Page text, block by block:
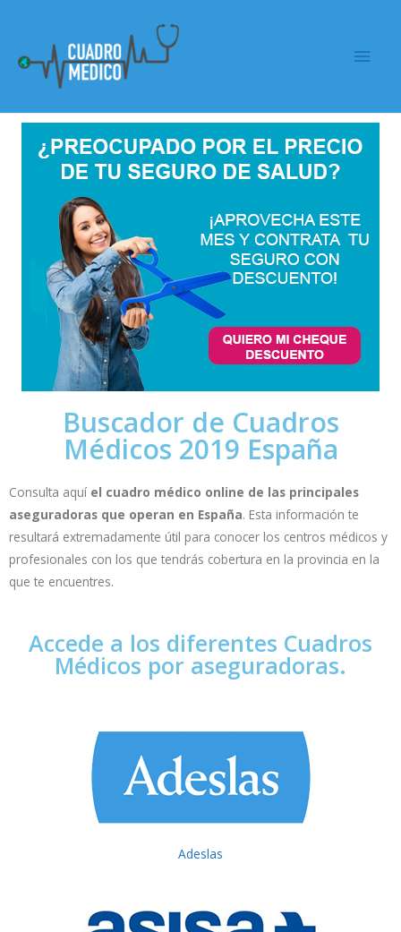
Buscador de Cuadros
Médicos 2019 España
Consulta aquí el cuadro médico online de las principales
aseguradoras que operan en España. Esta información te
resultará extremadamente útil para conocer los centros médicos y
profesionales con los que tendrás cobertura en la provincia en la
que te encuentres.
Accede a los diferentes Cuadros
Médicos por aseguradoras.
Adeslas